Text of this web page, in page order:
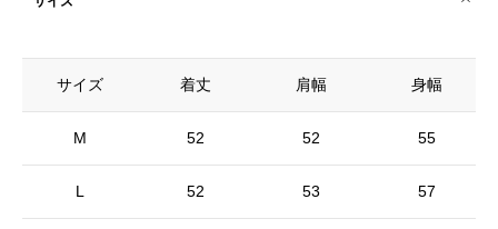
サイズ
M
L
着丈 肩幅 身幅
52 52 55
52 53 57